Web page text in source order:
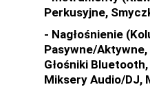
Perkusyjne,
- Nagłośnienie
Pasywne/
Głośniki
Miksery Audio/DJ,